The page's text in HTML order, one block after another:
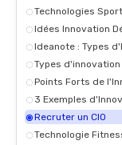
Technologies
Idées Innovation
Ideanote : Types
Types
Points Forts de
3 Exemples
Recruter un CIO
Technologie